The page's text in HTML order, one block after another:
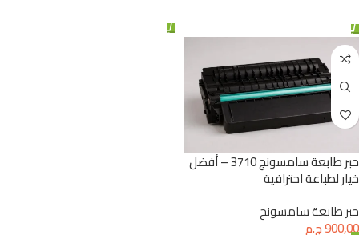
حبر طابعة سامسونج 3710 – أفضل
خيار لطباعة احترافية
حبر طابعة سامسونج
900,00ج.م